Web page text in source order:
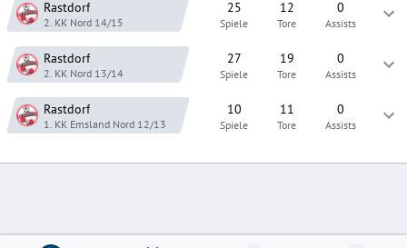
Rastdorf
2. KK Nord 14/15
25
Spiele
12
Tore
0
Assists
Rastdorf
2. KK Nord 13/14
27
Spiele
19
Tore
0
Assists
Rastdorf
1. KK Emsland Nord 12/13
10
Spiele
11
Tore
0
Assists